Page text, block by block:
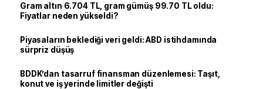
Gram altın 6.704 TL, gram gümüş 99.70 TL oldu:
Fiyatlar neden yükseldi?
Piyasaların beklediği veri geldi: ABD istihdamında
sürpriz düşüş
BDDK’dan tasarruf finansman düzenlemesi: Taşıt,
konut ve iş yerinde limitler değişti